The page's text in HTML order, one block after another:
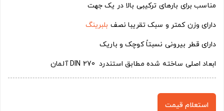
مناسب برای بارهای ترکیبی بالا در یک جهت
دارای وزن کمتر و سبک تقریبا نصف بلبرینگ
دارای قطر بیرونی نسبتاً کوچک و باریک
ابعاد اصلی ساخته شده مطابق استندرد DIN 270 آلمان
استعلام قیمت